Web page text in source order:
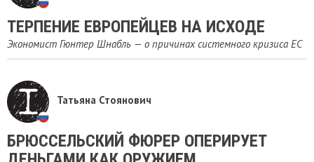
​ТЕРПЕНИЕ ЕВРОПЕЙЦЕВ НА ИСХОДЕ
Экономист Гюнтер Шнабль — о причинах системного кризиса ЕС
Татьяна Стоянович
БРЮССЕЛЬСКИЙ ФЮРЕР ОПЕРИРУЕТ